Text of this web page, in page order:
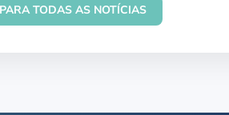
TODAS AS NOTÍCIAS